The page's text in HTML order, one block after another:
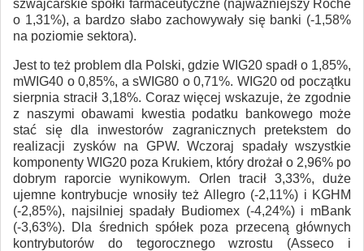
szwajcarskie spółki farmaceutyczne (najważniejszy Roche
o 1,31%), a bardzo słabo zachowywały się banki (-1,58%
na poziomie sektora).
Jest to też problem dla Polski, gdzie WIG20 spadł o 1,85%,
mWIG40 o 0,85%, a sWIG80 o 0,71%. WIG20 od początku
sierpnia stracił 3,18%. Coraz więcej wskazuje, że zgodnie
z naszymi obawami kwestia podatku bankowego może
stać się dla inwestorów zagranicznych pretekstem do
realizacji zysków na GPW. Wczoraj spadały wszystkie
komponenty WIG20 poza Krukiem, który drożał o 2,96% po
dobrym raporcie wynikowym. Orlen tracił 3,33%, duże
ujemne kontrybucje wnosiły też Allegro (-2,11%) i KGHM
(-2,85%), najsilniej spadały Budiomex (-4,24%) i mBank
(-3,63%). Dla średnich spółek poza przeceną głównych
kontrybutorów do tegorocznego wzrostu (Asseco i